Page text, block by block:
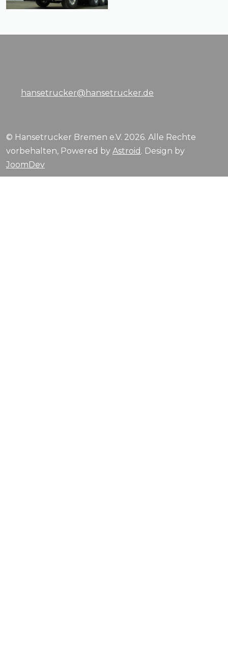
hansetrucker@hansetrucker.de
© Hansetrucker Bremen e.V. 2026. Alle Rechte
vorbehalten, Powered by Astroid . Design by
JoomDev